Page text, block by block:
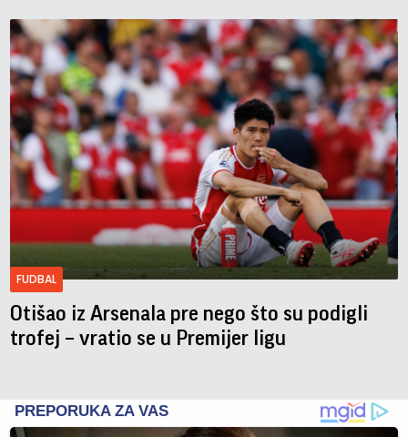
FUDBAL
Otišao iz Arsenala pre nego što su podigli
trofej – vratio se u Premijer ligu